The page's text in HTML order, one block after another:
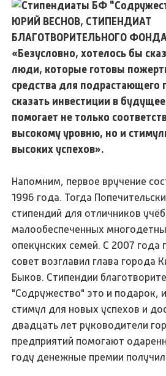
ЮРИЙ ВЕСНОВ, СТИПЕНДИАТ
БЛАГОТВОРИТЕЛЬНОГО
«Безусловно, хотелось бы
люди, которые готовы
средства для подрастающего
сказать инвестиции в
помогает не только
высокому уровню, но и
высоких успехов».
Напомним, первое вручение
1996 года. Тогда
стипендий для отличников
малообеспеченных
опекунских семей. С 2007 года
совет возглавил глава города
Быков. Стипендии
"Содружество" это и подарок,
стимул для новых успехов и
двадцать лет руководители
предприятий помогают
году денежные премии